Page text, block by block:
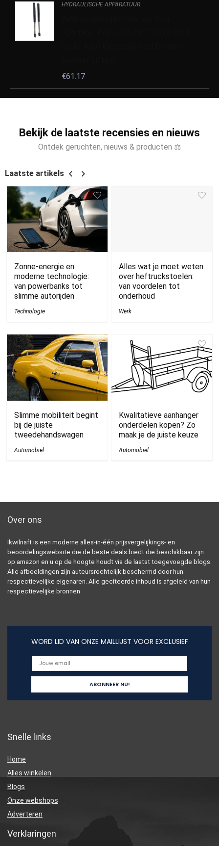
HYDRAULISCHE APPARATUUR
€61.17
Bekijk de laatste recensies en nieuws
Ontdek geruchten, nieuws & producten ⚖
Laatste artikels
Zonne-energie en
moderne technologie:
van powerbanks tot
slimme autorijden
Technologie
Alles wat je moet weten
over heftruckstoelen:
van voordelen tot
onderhoud
Werk
Slimme mobiliteit begint
bij de juiste
tweedehandswagen
Automobiel
Kwalitatieve aanhanger
onderdelen kopen? Zo
maak je de juiste keuze
Automobiel
Over ons
Ikwilnaft is een moderne alles-in-één prijsvergelijkings- en
beoordelingswebsite die de beste deals biedt die beschikbaar zijn
op amazon en u op de hoogte houdt via de laatst toegevoegde blogs.
Alle afbeeldingen zijn auteursrechtelijk beschermd door hun
respectievelijke eigenaren. Alle geciteerde inhoud is afgeleid van hun
respectievelijke bronnen.
WORD LID VAN ONZE MAILLIJST VOOR EXCLUSIEF
Snelle links
Home
Alles winkelen
Blogs
Onze webshops
Adverteren
Verklaringen